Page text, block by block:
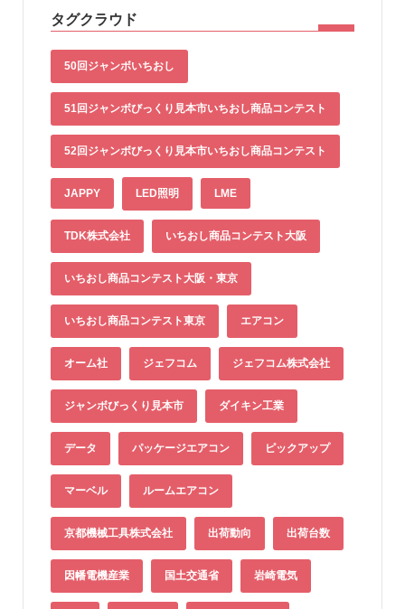
タグクラウド
50回ジャンボいちおし
51回ジャンボびっくり見本市いちおし商品コンテスト
52回ジャンボびっくり見本市いちおし商品コンテスト
JAPPY LED照明 LME
TDK株式会社 いちおし商品コンテスト大阪
いちおし商品コンテスト大阪・東京
いちおし商品コンテスト東京 エアコン
オーム社 ジェフコム ジェフコム株式会社
ジャンボびっくり見本市 ダイキン工業
データ パッケージエアコン ピックアップ
マーベル ルームエアコン
京都機械工具株式会社 出荷動向 出荷台数
因幡電機産業 国土交通省 岩崎電気